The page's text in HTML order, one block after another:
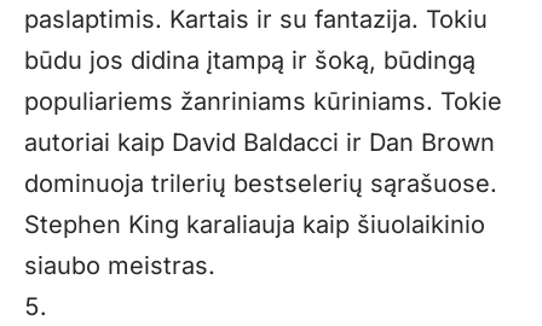
paslaptimis. Kartais ir su fantazija. Tokiu
būdu jos didina įtampą ir šoką, būdingą
populiariems žanriniams kūriniams. Tokie
autoriai kaip David Baldacci ir Dan Brown
dominuoja trilerių bestselerių sąrašuose.
Stephen King karaliauja kaip šiuolaikinio
siaubo meistras.